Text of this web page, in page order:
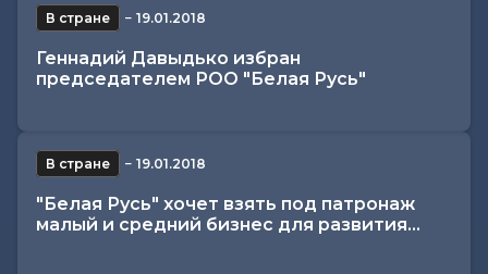
В стране − 19.01.2018
Геннадий Давыдько избран
председателем РОО "Белая Русь"
В стране − 19.01.2018
"Белая Русь" хочет взять под патронаж
малый и средний бизнес для развития...